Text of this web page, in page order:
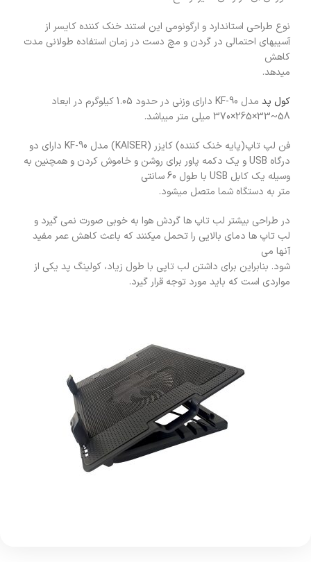
نوع طراحی استاندارد و ارگونومی این استند خنک کننده کایسر از
آسیبهای احتمالی در گردن و مچ دست در زمان استفاده طولانی مدت
کاهش
میدهد.
کول پد
مدل KF-90 دارای وزنی در حدود 1.05 کیلوگرم در ابعاد
58~33×265×370 میلی متر میباشد.
فن لپ تاپ(پایه خنک کننده) کایزر (KAISER) مدل KF-90 دارای دو
درگاه USB و یک دکمه پاور برای روشن و خاموش کردن و همچنین به
وسیله یک کابل USB با طول 60 سانتی
متر به دستگاه شما متصل میشود.
در طراحی بیشتر لب تاپ ها گردش هوا به خوبی صورت نمی گیرد و
لب تاپ ها دمای بالایی را تحمل میکنند که باعث کاهش عمر مفید
آنها می
شود. بنابراین برای داشتن لب تاپی با طول زیاد، کولینگ پد یکی از
مواردی است که باید مورد توجه قرار گیرد.